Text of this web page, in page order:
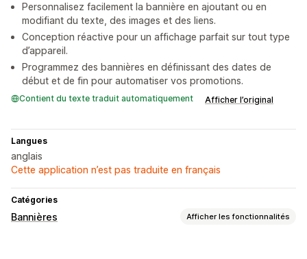
Personnalisez facilement la bannière en ajoutant ou en
modifiant du texte, des images et des liens.
Conception réactive pour un affichage parfait sur tout type
d’appareil.
Programmez des bannières en définissant des dates de
début et de fin pour automatiser vos promotions.
Contient du texte traduit automatiquement Afficher l’original
Langues
anglais
Cette application n’est pas traduite en français
Catégories
Bannières Afficher les fonctionnalités